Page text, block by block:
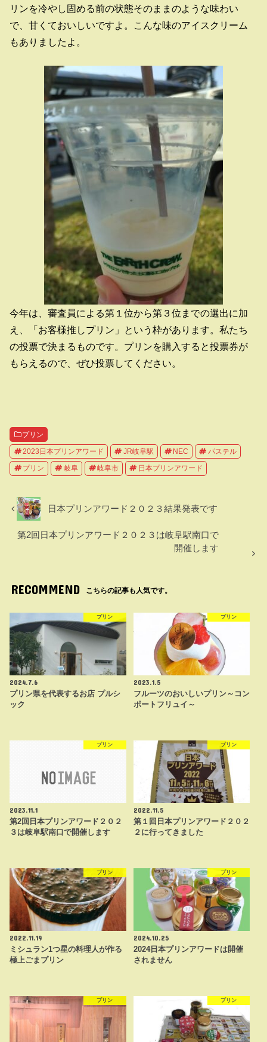
リンを冷やし固める前の状態そのままのような味わい
で、甘くておいしいですよ。こんな味のアイスクリーム
もありましたよ。
今年は、審査員による第１位から第３位までの選出に加
え、「お客様推しプリン」という枠があります。私たち
の投票で決まるものです。プリンを購入すると投票券が
もらえるので、ぜひ投票してください。
プリン
2023日本プリンアワード JR岐阜駅 NEC パステル
プリン 岐阜 岐阜市 日本プリンアワード
日本プリンアワード２０２３結果発表です
第2回日本プリンアワード２０２３は岐阜駅南口で
開催します
RECOMMEND こちらの記事も人気です。
プリン
2024.7.6
プリン県を代表するお店 プルシ
ック
プリン
2023.1.5
フルーツのおいしいプリン～コン
ポートフリュイ～
プリン
2023.11.1
第2回日本プリンアワード２０２
３は岐阜駅南口で開催します
プリン
2022.11.5
第１回日本プリンアワード２０２
２に行ってきました
プリン
2022.11.19
ミシュラン1つ星の料理人が作る
極上ごまプリン
プリン
2024.10.25
2024日本プリンアワードは開催
されません
プリン プリン